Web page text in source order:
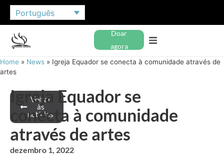
Português
Doar
agora
Home » News » Igreja Equador se conecta à comunidade através de
artes
Voltar
às
notícias
Igreja Equador se
conecta à comunidade
através de artes
dezembro 1, 2022